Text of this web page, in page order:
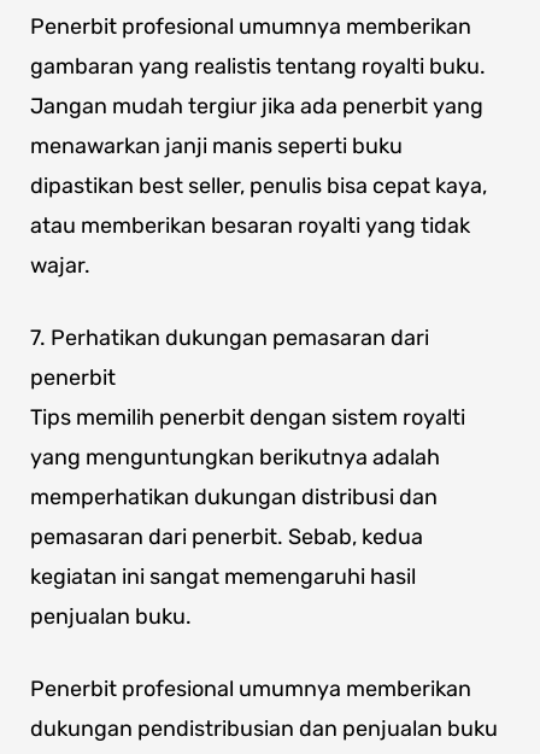
Penerbit profesional umumnya memberikan
gambaran yang realistis tentang royalti buku.
Jangan mudah tergiur jika ada penerbit yang
menawarkan janji manis seperti buku
dipastikan best seller, penulis bisa cepat kaya,
atau memberikan besaran royalti yang tidak
wajar.
7. Perhatikan dukungan pemasaran dari
penerbit
Tips memilih penerbit dengan sistem royalti
yang menguntungkan berikutnya adalah
memperhatikan dukungan distribusi dan
pemasaran dari penerbit. Sebab, kedua
kegiatan ini sangat memengaruhi hasil
penjualan buku.
Penerbit profesional umumnya memberikan
dukungan pendistribusian dan penjualan buku